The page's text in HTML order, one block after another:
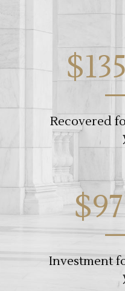
Recovered
Investment